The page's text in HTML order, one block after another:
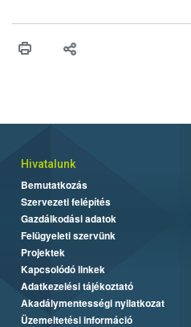
érésű szőlőkben is legyen
felhasználók számára is elérhető
Hivatalunk
Bemutatkozás
Szervezeti felépítés
Gazdálkodási adatok
Felügyeleti szervünk
Projektek
Kapcsolódó linkek
Adatkezelési tájékoztató
Akadálymentességi nyilatkozat
Üzemeltetési információ